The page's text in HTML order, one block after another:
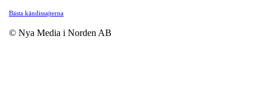
Bästa kändissajterna
© Nya Media i Norden AB